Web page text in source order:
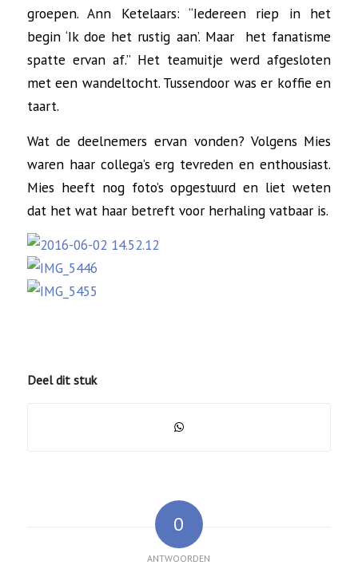
groepen. Ann Ketelaars: “Iedereen riep in het
begin ‘Ik doe het rustig aan’. Maar het fanatisme
spatte ervan af.” Het teamuitje werd afgesloten
met een wandeltocht. Tussendoor was er koffie en
taart.
Wat de deelnemers ervan vonden? Volgens Mies
waren haar collega’s erg tevreden en enthousiast.
Mies heeft nog foto’s opgestuurd en liet weten
dat het wat haar betreft voor herhaling vatbaar is.
Deel dit stuk
0
ANTWOORDEN